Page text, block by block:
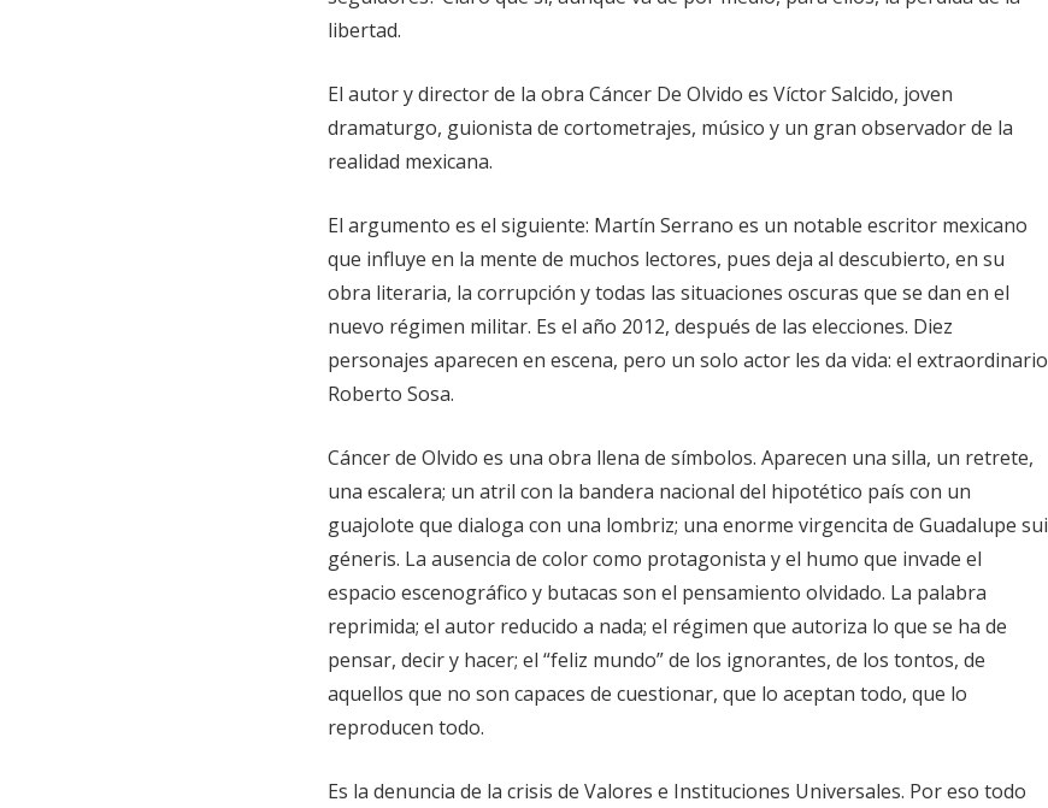
libertad.
El autor y director de la obra Cáncer De Olvido es Víctor Salcido, joven
dramaturgo, guionista de cortometrajes, músico y un gran observador de la
realidad mexicana.
El argumento es el siguiente: Martín Serrano es un notable escritor mexicano
que influye en la mente de muchos lectores, pues deja al descubierto, en su
obra literaria, la corrupción y todas las situaciones oscuras que se dan en el
nuevo régimen militar. Es el año 2012, después de las elecciones. Diez
personajes aparecen en escena, pero un solo actor les da vida: el extraordinario
Roberto Sosa.
Cáncer de Olvido es una obra llena de símbolos. Aparecen una silla, un retrete,
una escalera; un atril con la bandera nacional del hipotético país con un
guajolote que dialoga con una lombriz; una enorme virgencita de Guadalupe sui
géneris. La ausencia de color como protagonista y el humo que invade el
espacio escenográfico y butacas son el pensamiento olvidado. La palabra
reprimida; el autor reducido a nada; el régimen que autoriza lo que se ha de
pensar, decir y hacer; el “feliz mundo” de los ignorantes, de los tontos, de
aquellos que no son capaces de cuestionar, que lo aceptan todo, que lo
reproducen todo.
Es la denuncia de la crisis de Valores e Instituciones Universales. Por eso todo